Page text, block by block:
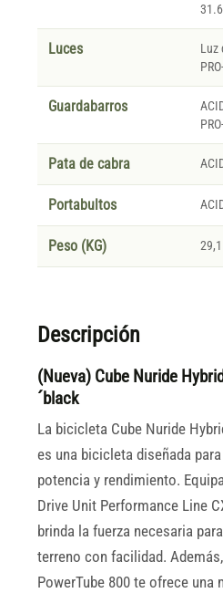
Luces
Luz
Guardabarros
Pata de cabra
Portabultos
Peso (KG)
Descripción
(Nueva) Cube Nuride
´black
La bicicleta Cube Nuride
es una bicicleta diseñada
potencia y rendimiento.
Drive Unit Performance Line
brinda la fuerza necesaria
terreno con facilidad.
PowerTube 800 te ofrece una